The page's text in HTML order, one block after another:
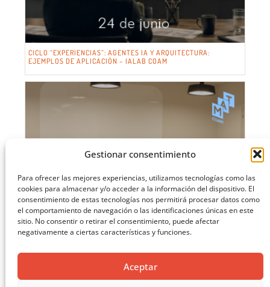
Gestionar consentimiento
Para ofrecer las mejores experiencias, utilizamos tecnologías como las
cookies para almacenar y/o acceder a la información del dispositivo. El
consentimiento de estas tecnologías nos permitirá procesar datos como
el comportamiento de navegación o las identificaciones únicas en este
sitio. No consentir o retirar el consentimiento, puede afectar
negativamente a ciertas características y funciones.
Aceptar
CICLO “EXPERIENCIAS”: AGENTES IA Y ARQUITECTURA:
EJEMPLOS DE APLICACIÓN – IALAB COAM